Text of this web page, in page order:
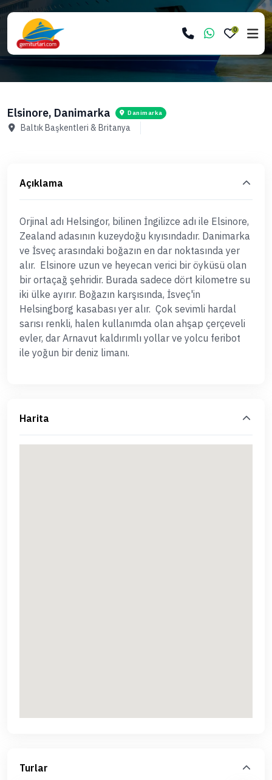
0
Elsinore, Danimarka Danimarka
Baltık Başkentleri & Britanya
Açıklama
Orjinal adı Helsingor, bilinen İngilizce adı ile Elsinore,
Zealand adasının kuzeydoğu kıyısındadır. Danimarka
ve İsveç arasındaki boğazın en dar noktasında yer
alır. Elsinore uzun ve heyecan verici bir öyküsü olan
bir ortaçağ şehridir. Burada sadece dört kilometre su
iki ülke ayırır. Boğazın karşısında, İsveç'in
Helsingborg kasabası yer alır. Çok sevimli hardal
sarısı renkli, halen kullanımda olan ahşap çerçeveli
evler, dar Arnavut kaldırımlı yollar ve yolcu feribot
ile yoğun bir deniz limanı.
Harita
Turlar